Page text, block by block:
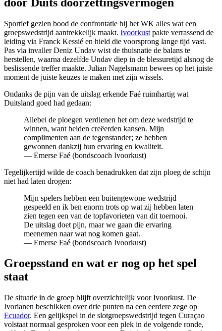
Sportief gezien bood de confrontatie bij het WK alles wat een
groepswedstrijd aantrekkelijk maakt. Ivoorkust pakte verrassend de
leiding via Franck Kessié en hield die voorsprong lange tijd vast.
Pas via invaller Deniz Undav wist de thuisnatie de balans te
herstellen, waarna dezelfde Undav diep in de blessuretijd alsnog de
beslissende treffer maakte. Julian Nagelsmann bewees op het juiste
moment de juiste keuzes te maken met zijn wissels.
Ondanks de pijn van de uitslag erkende Faé ruimhartig wat
Duitsland goed had gedaan:
Allebei de ploegen verdienen het om deze wedstrijd te
winnen, want beiden creëerden kansen. Mijn
complimenten aan de tegenstander; ze hebben
gewonnen dankzij hun ervaring en kwaliteit.
— Emerse Faé (bondscoach Ivoorkust)
Tegelijkertijd wilde de coach benadrukken dat zijn ploeg de schijn
niet had laten drogen:
Mijn spelers hebben een buitengewone wedstrijd
gespeeld en ik ben enorm trots op wat zij hebben laten
zien tegen een van de topfavorieten van dit toernooi.
De uitslag doet pijn, maar we gaan die ervaring
meenemen naar wat nog komen gaat.
— Emerse Faé (bondscoach Ivoorkust)
Groepsstand en wat er nog op het spel
staat
De situatie in de groep blijft overzichtelijk voor Ivoorkust. De
Ivorianen beschikken over drie punten na een eerdere zege op
Ecuador. Een gelijkspel in de slotgroepswedstrijd tegen Curaçao
volstaat normaal gesproken voor een plek in de volgende ronde,